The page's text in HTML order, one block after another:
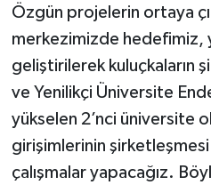
Özgün projelerin ortaya
merkezimizde hedefimiz,
geliştirilerek kuluçkaların
ve Yenilikçi Üniversite
yükselen 2’nci üniversite
girişimlerinin
çalışmalar yapacağız.